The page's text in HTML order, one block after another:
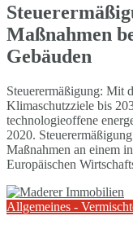
Maßnahmen
Gebäuden
Steuerermäßigung: Mit
Klimaschutzziele bis
technologieoffene
2020.
Maßnahmen an einem
Europäischen
Allgemeines -